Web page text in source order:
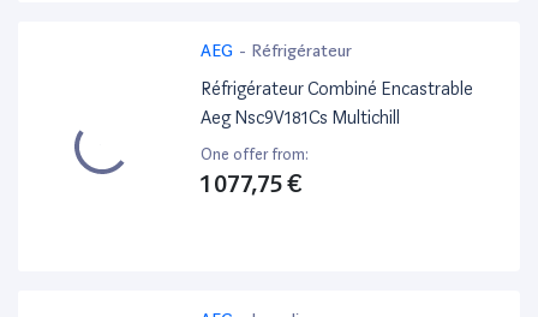
AEG - Réfrigérateur
Réfrigérateur Combiné Encastrable
Aeg Nsc9V181Cs Multichill
One offer from:
1 077,75 €